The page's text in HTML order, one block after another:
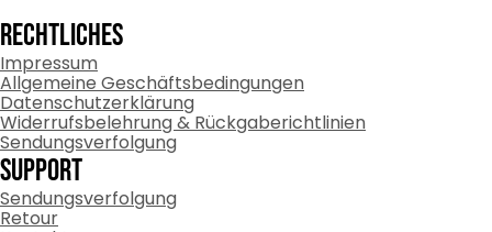
RECHTLICHES
Impressum
Allgemeine Geschäftsbedingungen
Datenschutzerklärung
Widerrufsbelehrung & Rückgaberichtlinien
Sendungsverfolgung
Support
Sendungsverfolgung
Retour